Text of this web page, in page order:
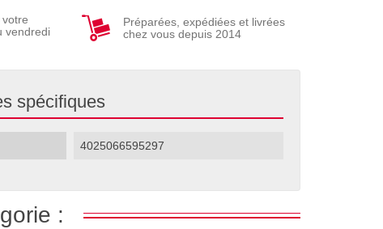
vendredi
Préparées, expédiées et livrées
chez vous depuis 2014
spécifiques
4025066595297
: